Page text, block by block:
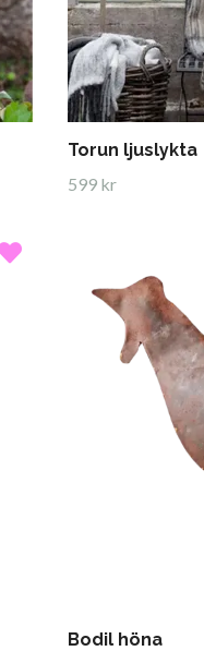
Torun ljuslykta
599 kr
Bodil höna